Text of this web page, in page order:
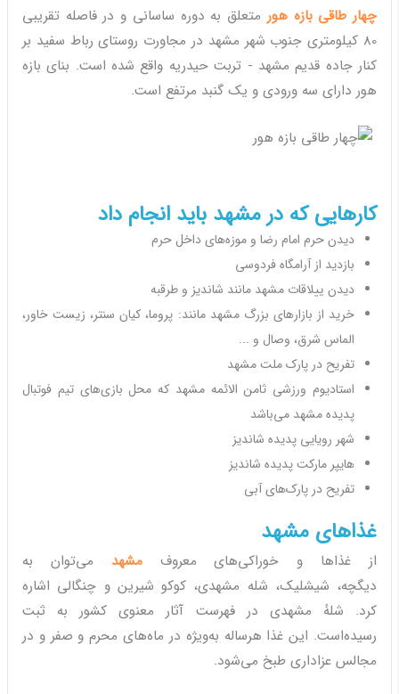
چهار طاقی بازه هورمتعلق به دوره ساسانی و در فاصله تقریبی
80 کیلومتری جنوب شهر مشهد در مجاورت روستای رباط سفید بر
کنار جاده قدیم مشهد - تربت حیدریه واقع شده است. بنای بازه
هور دارای سه ورودی و یک گنبد مرتفع است.
کارهایی که در مشهد باید انجام داد
دیدن حرم امام رضا و موزه‌های داخل حرم
بازدید از آرامگاه فردوسی
دیدن ییلاقات مشهد مانند شاندیز و طرقبه
خرید از بازارهای بزرگ مشهد مانند: پروما، کیان سنتر، زیست خاور،
الماس شرق، وصال و ...
تفریح در پارک ملت مشهد
استادیوم ورزشی ثامن الائمه مشهد که محل بازی‌های تیم فوتبال
پدیده مشهد می‌باشد
شهر رویایی پدیده شاندیز
هایپر مارکت پدیده شاندیز
تفریح در پارک‌های آبی
غذاهای مشهد
از غذاها و خوراکی‌های معروف مشهد می‌توان به
دیگچه، شیشلیک، شله مشهدی، کوکو شیرین و چنگالی اشاره
کرد. شلهٔ مشهدی در فهرست آثار معنوی کشور به ثبت
رسیده‌است. این غذا هرساله به‌ویژه در ماه‌های محرم و صفر و در
مجالس عزاداری طبخ می‌شود.